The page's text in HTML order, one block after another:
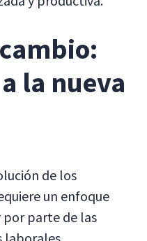
la nueva
de los
un enfoque
parte de las